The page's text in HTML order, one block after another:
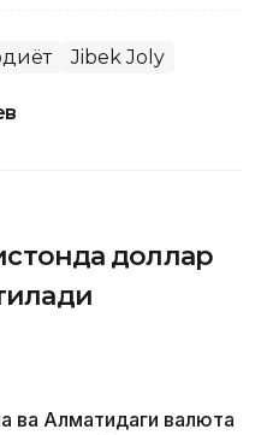
Jibek Joly
доллар
ва Алматидаги валюта